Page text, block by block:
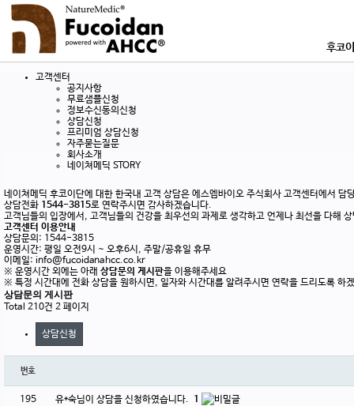
후코
고객센터
공지사항
무료샘플신청
정보수신동의신청
상담신청
프리미엄 상담신청
자주묻는질문
회사소개
네이쳐메딕 STORY
네이쳐메딕 후코이단에 대한 한국내 고객 상담은 에스엠바이오 주식회사 고객센터에서 담
상담전화 1544-3815로 연락주시면 감사하겠습니다.
고객님들의 입장에서, 고객님들의 건강을 최우선의 과제로 생각하고 언제나 최선을 다해
고객센터 이용안내
상담문의: 1544-3815
운영시간: 평일 오전9시 ~ 오후6시, 주말/공휴일 휴무
이메일: info@fucoidanahcc.co.kr
※ 운영시간 외에는 아래 상담문의 게시판을 이용해주세요
※ 특정 시간대에 전화 상담을 원하시면, 일자와 시간대를 알려주시면 연락을 드리도록 하
상담문의 게시판
Total 210건 2 페이지
상담신청
번호
195 유*숙님이 상담을 신청하였습니다. 1